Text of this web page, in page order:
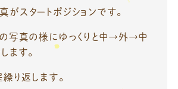
がスタートポジションです。
の写真の様にゆっくりと中→外→中
ます。
り返します。